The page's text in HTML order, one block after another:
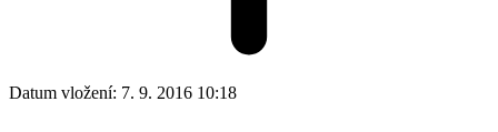
Datum vložení: 7. 9. 2016 10:18